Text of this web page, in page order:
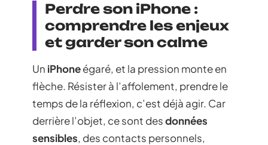
Perdre son iPhone :
comprendre les enjeux
et garder son calme
Un iPhoneégaré, et la pression monte en
flèche. Résister à l’affolement, prendre le
temps de la réflexion, c’est déjà agir. Car
derrière l’objet, ce sont desdonnées
sensibles, des contacts personnels,